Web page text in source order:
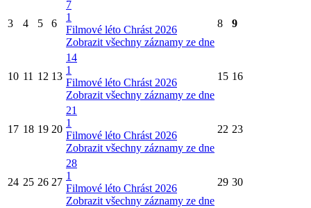
3 4 5 6
7
1
Filmové léto Chrást 2026
Zobrazit všechny záznamy ze dne
8 9
10 11 12 13
14
1
Filmové léto Chrást 2026
Zobrazit všechny záznamy ze dne
15 16
17 18 19 20
21
1
Filmové léto Chrást 2026
Zobrazit všechny záznamy ze dne
22 23
24 25 26 27
28
1
Filmové léto Chrást 2026
Zobrazit všechny záznamy ze dne
29 30